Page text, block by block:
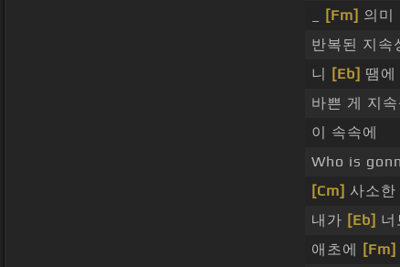
[Fm] 의미
반복된 지속
니
[Eb] 땜에
바쁜 게 지속
이 속속에
Who is
[Cm] 사소한
내가 [Eb]
애초에
[Fm]